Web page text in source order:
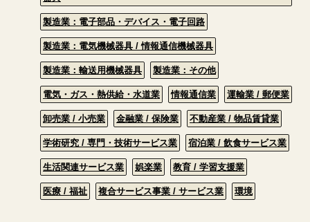
製造業：電子部品・デバイス・電子回路
製造業：電気機械器具 / 情報通信機械器具
製造業：輸送用機械器具 製造業：その他
電気・ガス・熱供給・水道業 情報通信業 運輸業 / 郵便業
卸売業 / 小売業 金融業 / 保険業 不動産業 / 物品賃貸業
学術研究 / 専門・技術サービス業 宿泊業 / 飲食サービス業
生活関連サービス業 娯楽業 教育 / 学習支援業
医療 / 福祉 複合サービス事業 / サービス業 環境